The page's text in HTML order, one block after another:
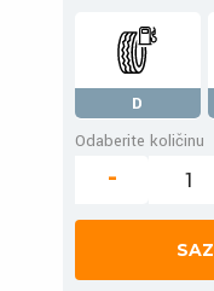
D
Odaberite količinu
-